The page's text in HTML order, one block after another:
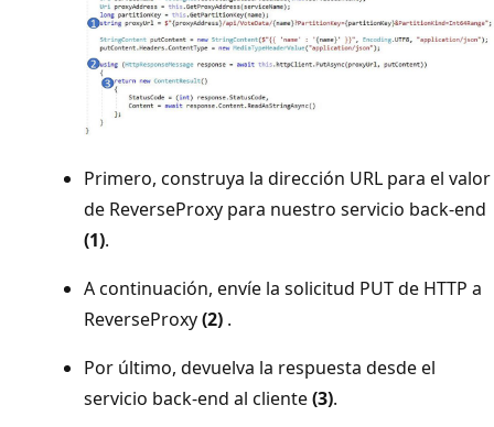
Primero, construya la dirección URL para el valor
de ReverseProxy para nuestro servicio back-end
(1).
A continuación, envíe la solicitud PUT de HTTP a
ReverseProxy(2) .
Por último, devuelva la respuesta desde el
servicio back-end al cliente(3).